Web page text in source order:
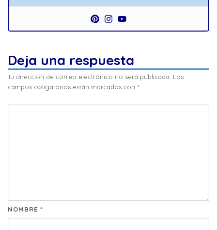
Deja una respuesta
Tu dirección de correo electrónico no será publicada. Los
campos obligatorios están marcados con *
NOMBRE *